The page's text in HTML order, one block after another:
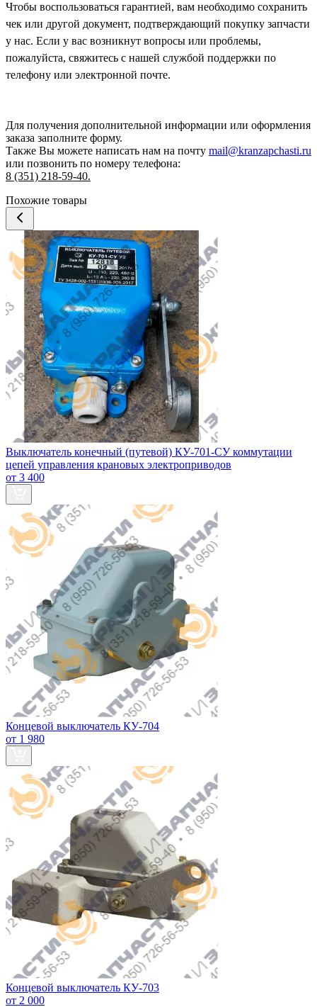
Чтобы воспользоваться гарантией, вам необходимо сохранить
чек или другой документ, подтверждающий покупку запчасти
у нас. Если у вас возникнут вопросы или проблемы,
пожалуйста, свяжитесь с нашей службой поддержки по
телефону или электронной почте.
Для получения дополнительной информации или оформления
заказа заполните форму.
Также Вы можете написать нам на почту mail@kranzapchasti.ru
или позвонить по номеру телефона:
8 (351) 218-59-40.
Похожие товары
Выключатель конечный (путевой) КУ-701-СУ коммутации
цепей управления крановых электроприводов
от 3 400
Концевой выключатель КУ-704
от 1 980
Концевой выключатель КУ-703
от 2 000